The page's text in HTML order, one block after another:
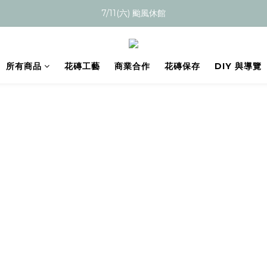
7/11(六) 颱風休館
所有商品 花磚工藝 商業合作 花磚保存 DIY 與導覽